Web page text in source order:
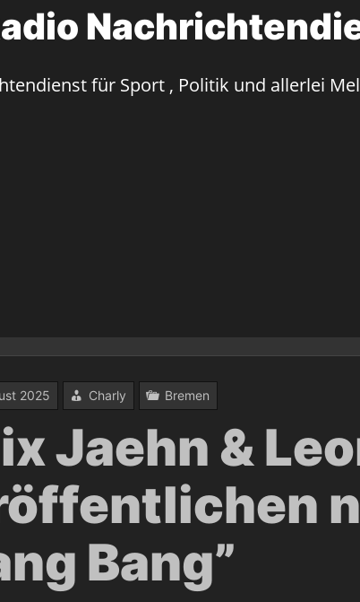
für Sport , Politik und allerlei
2025 Charly Bremen
Jaehn &
Bang”